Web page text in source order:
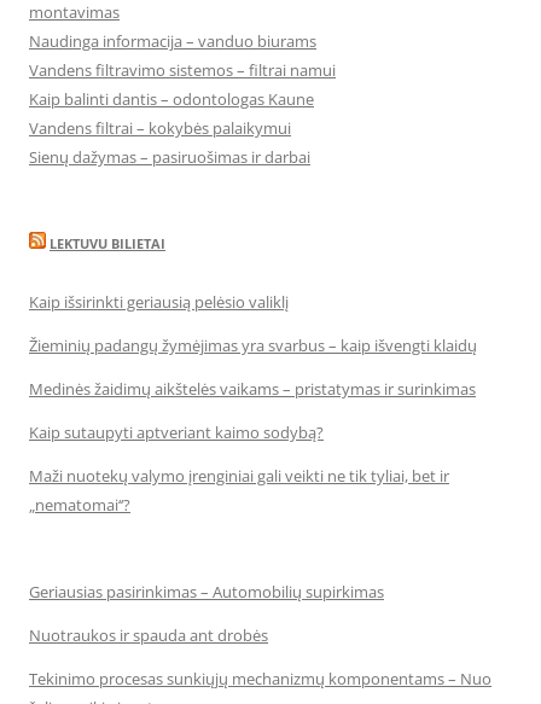
montavimas
Naudinga informacija – vanduo biurams
Vandens filtravimo sistemos – filtrai namui
Kaip balinti dantis – odontologas Kaune
Vandens filtrai – kokybės palaikymui
Sienų dažymas – pasiruošimas ir darbai
LEKTUVU BILIETAI
Kaip išsirinkti geriausią pelėsio valiklį
Žieminių padangų žymėjimas yra svarbus – kaip išvengti klaidų
Medinės žaidimų aikštelės vaikams – pristatymas ir surinkimas
Kaip sutaupyti aptveriant kaimo sodybą?
Maži nuotekų valymo įrenginiai gali veikti ne tik tyliai, bet ir
„nematomai‘‘?
Geriausias pasirinkimas – Automobilių supirkimas
Nuotraukos ir spauda ant drobės
Tekinimo procesas sunkiųjų mechanizmų komponentams – Nuo